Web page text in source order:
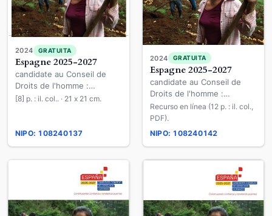
2024 GRATUITA
Espagne 2025-2027
candidate au Conseil de
Droits de l'homme :
construire des liens de
[8] p. : il. col.. · 21 x 21 cm.
NIPO: 108240137
2024 GRATUITA
Espagne 2025-2027
candidate au Conseil de
Droits de l'homme :
construire des liens de
confiance et des ponts
Recurso en línea (12 p. : il. col.,
PDF).
NIPO: 108240142